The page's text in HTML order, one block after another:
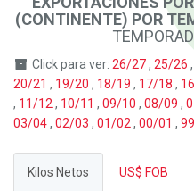
(CONTINENTE) POR
Click para ver: 26/27, 25/26 ,
20/21 , 19/20 , 18/19 , 17/18 ,
, 11/12 , 10/11 , 09/10 , 08/09 ,
03/04, 02/03 , 01/02 , 00/01 ,
Kilos Netos US$ FOB